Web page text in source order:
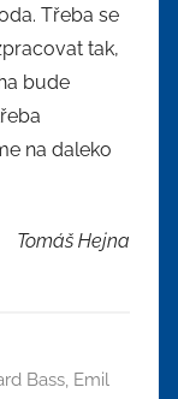
Třeba se
tak,
bude
na daleko
Tomáš Hejna
Bass, Emil